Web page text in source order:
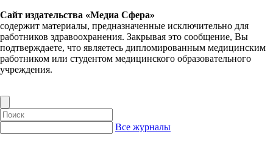
Сайт издательства «Медиа Сфера»
содержит материалы, предназначенные исключительно для
работников здравоохранения. Закрывая это сообщение, Вы
подтверждаете, что являетесь дипломированным медицинским
работником или студентом медицинского образовательного
учреждения.
Все журналы